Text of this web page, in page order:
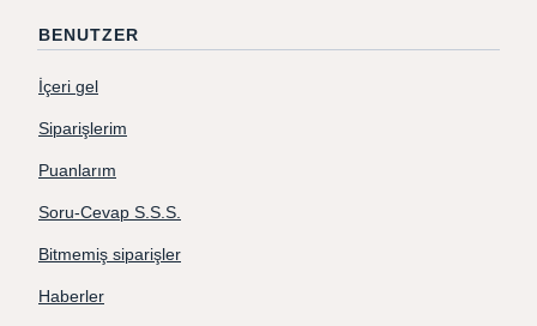
BENUTZER
İçeri gel
Siparişlerim
Puanlarım
Soru-Cevap S.S.S.
Bitmemiş siparişler
Haberler